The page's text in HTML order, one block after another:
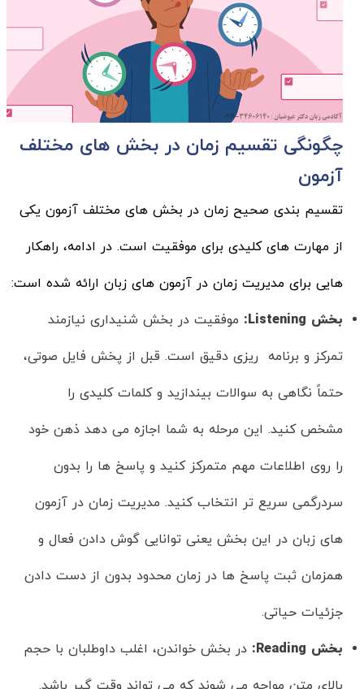
چگونگی تقسیم زمان در بخش های مختلف
آزمون
تقسیم بندی صحیح زمان در بخش های مختلف آزمون یکی
از مهارت های کلیدی برای موفقیت است. در ادامه، راهکار
هایی برای مدیریت زمان در آزمون های زبان ارائه شده است:
بخش موفقیت در بخش شنیداری نیازمند
تمرکز و برنامه ریزی دقیق است. قبل از پخش فایل صوتی،
حتماً نگاهی به سوالات بیندازید و کلمات کلیدی را
مشخص کنید. این مرحله به شما اجازه می دهد ذهن خود
را روی اطلاعات مهم متمرکز کنید و پاسخ ها را بدون
سردرگمی سریع تر انتخاب کنید. مدیریت زمان در آزمون
های زبان در این بخش یعنی توانایی گوش دادن فعال و
همزمان ثبت پاسخ ها در زمان محدود بدون از دست دادن
جزئیات حیاتی.
بخش در بخش خواندن، اغلب داوطلبان با حجم